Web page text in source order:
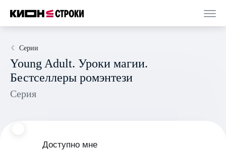
Серии
Young Adult. Уроки магии.
Бестселлеры ромэнтези
Серия
Доступно мне